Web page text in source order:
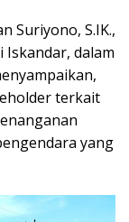
Suriyono, S.IK.,
Iskandar, dalam
terkait
yang